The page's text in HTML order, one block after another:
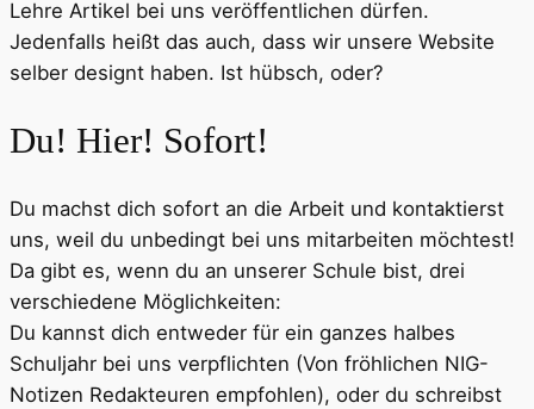
Lehre Artikel bei uns veröffentlichen dürfen.
Jedenfalls heißt das auch, dass wir unsere Website
selber designt haben. Ist hübsch, oder?
Du! Hier! Sofort!
Du machst dich sofort an die Arbeit und kontaktierst
uns, weil du unbedingt bei uns mitarbeiten möchtest!
Da gibt es, wenn du an unserer Schule bist, drei
verschiedene Möglichkeiten:
Du kannst dich entweder für ein ganzes halbes
Schuljahr bei uns verpflichten (Von fröhlichen NIG-
Notizen Redakteuren empfohlen), oder du schreibst